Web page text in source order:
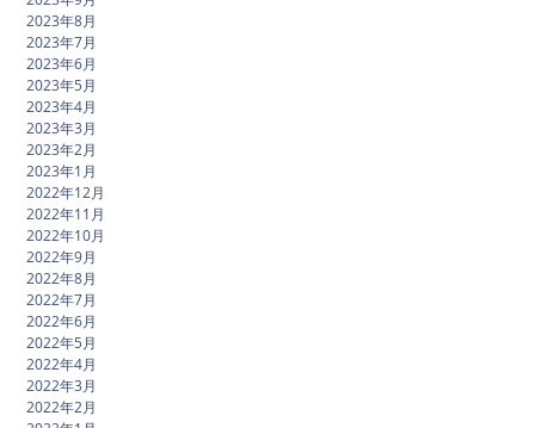
2023年8月
2023年7月
2023年6月
2023年5月
2023年4月
2023年3月
2023年2月
2023年1月
2022年12月
2022年11月
2022年10月
2022年9月
2022年8月
2022年7月
2022年6月
2022年5月
2022年4月
2022年3月
2022年2月